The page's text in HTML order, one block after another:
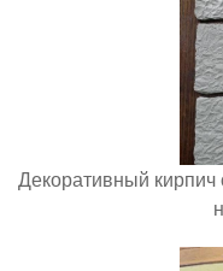
Декоративный кирпич